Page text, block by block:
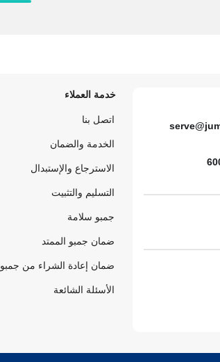
خدمة العملاء
اتصل بنا
الخدمة والضمان
الاسترجاع والإستبدال
التسليم والتثبيت
جمبو سلامة
ضمان جمبو الممتد
ضمان إعادة الشراء من جمبو
الأسئلة الشائعة